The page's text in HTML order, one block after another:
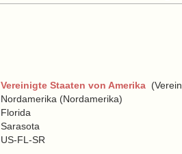
Vereinigte Staaten von Amerika
Nordamerika (Nordamerika)
Florida
Sarasota
US-FL-SR